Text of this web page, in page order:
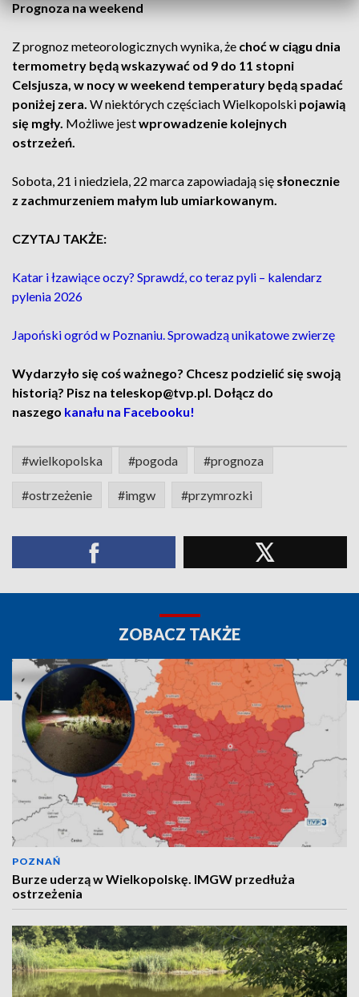
Prognoza na weekend
Z prognoz meteorologicznych wynika, że choć w ciągu dnia
termometry będą wskazywać od 9 do 11 stopni
Celsjusza, w nocy w weekend temperatury będą spadać
poniżej zera. W niektórych częściach Wielkopolski pojawią
się mgły. Możliwe jestwprowadzenie kolejnych
ostrzeżeń.
Sobota, 21 i niedziela, 22 marca zapowiadają się słonecznie
z zachmurzeniem małym lub umiarkowanym.
CZYTAJ TAKŻE:
Katar i łzawiące oczy? Sprawdź, co teraz pyli – kalendarz
pylenia 2026
Japoński ogród w Poznaniu. Sprowadzą unikatowe zwierzę
Wydarzyło się coś ważnego? Chcesz podzielić się swoją
historią? Pisz na teleskop@tvp.pl. Dołącz do
naszego kanału na Facebooku!
#wielkopolska #pogoda #prognoza
#ostrzeżenie #imgw #przymrozki
ZOBACZ TAKŻE
POZNAŃ
Burze uderzą w Wielkopolskę. IMGW przedłuża
ostrzeżenia